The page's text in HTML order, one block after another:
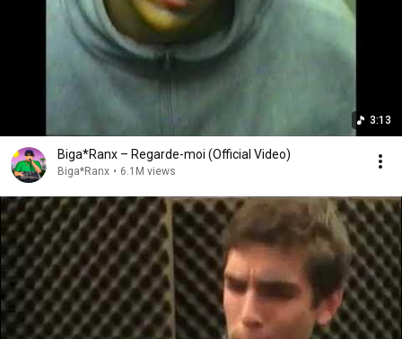
3:13
Biga*Ranx – Regarde-moi (Official Video)
Biga*Ranx • 6.1M views